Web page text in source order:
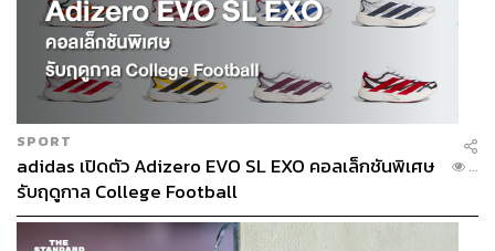
SPORT
adidas เปิดตัว Adizero EVO SL EXO คอลเล็กชันพิเศษ
รับฤดูกาล College Football
...